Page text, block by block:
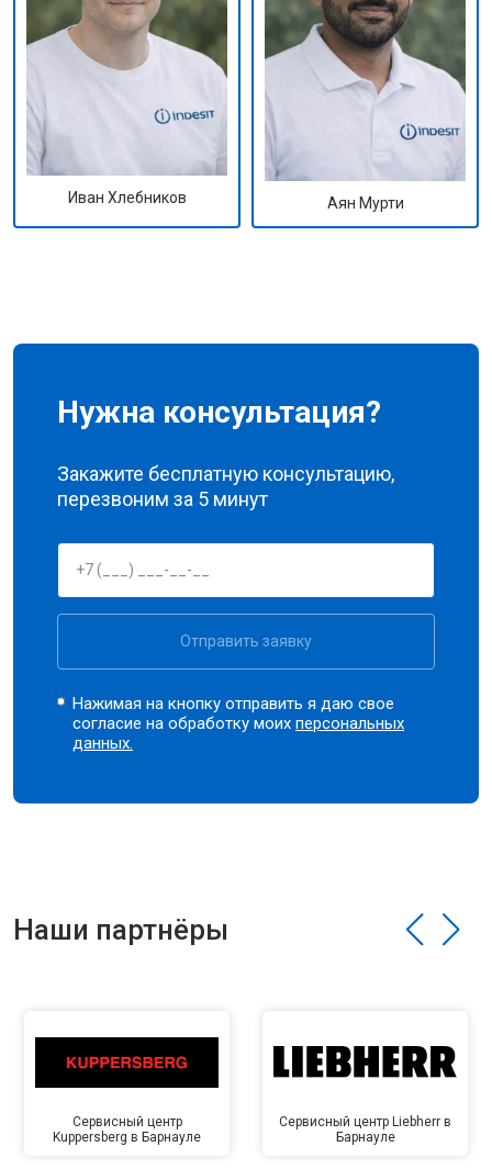
Иван Хлебников Аян Мурти
Нужна консультация?
Закажите бесплатную консультацию,
перезвоним за 5 минут
Отправить заявку
Нажимая на кнопку отправить я даю свое
согласие на обработку моихперсональных
данных.
Наши партнёры
Сервисный центр
Kuppersberg в Барнауле
Сервисный центр Liebherr в
Барнауле